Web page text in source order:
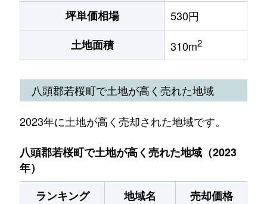
坪単価相場
530円
土地面積
310m2
八頭郡若桜町で土地が高く売れた地域
2023年に土地が高く売却された地域です。
八頭郡若桜町で土地が高く売れた地域（2023
年）
ランキング
地域名
売却価格